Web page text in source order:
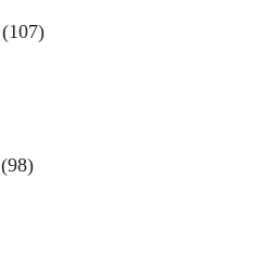
(107)
(98)